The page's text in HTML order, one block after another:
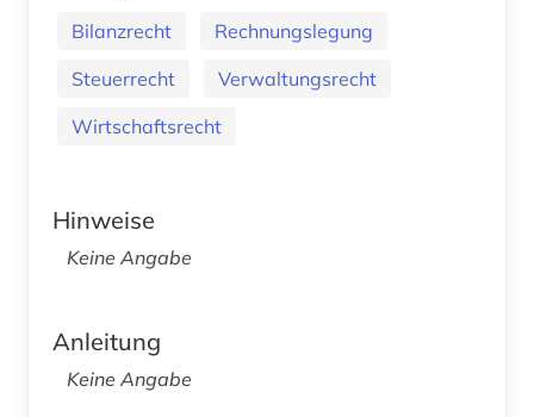
Bilanzrecht
Rechnungslegung
Steuerrecht
Verwaltungsrecht
Wirtschaftsrecht
Hinweise
Keine Angabe
Anleitung
Keine Angabe